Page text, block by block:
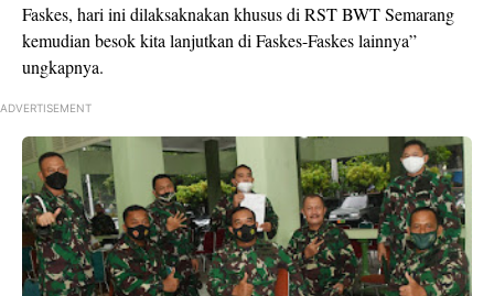
Faskes, hari ini dilaksaknakan khusus di RST BWT Semarang
kemudian besok kita lanjutkan di Faskes-Faskes lainnya”
ungkapnya.
ADVERTISEMENT